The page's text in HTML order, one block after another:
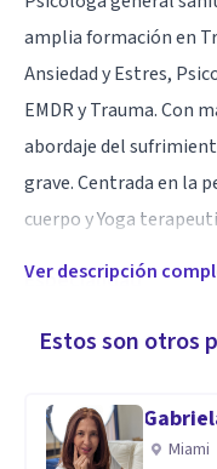
amplia formación en
Ansiedad y Estres,
EMDR y Trauma. Con
abordaje del
grave. Centrada en la
cuerpo y Yoga
Especialidad
mental en de
diferentes tecnicas de
Ver descripción
Estos son otros
Miami